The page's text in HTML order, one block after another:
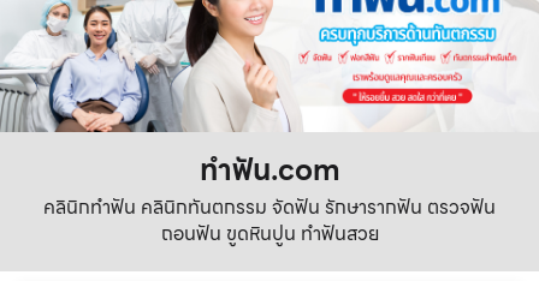
ทําฟัน.com
คลินิกทำฟัน คลินิกทันตกรรม จัดฟัน รักษารากฟัน ตรวจฟัน
ถอนฟัน ขูดหินปูน ทำฟันสวย